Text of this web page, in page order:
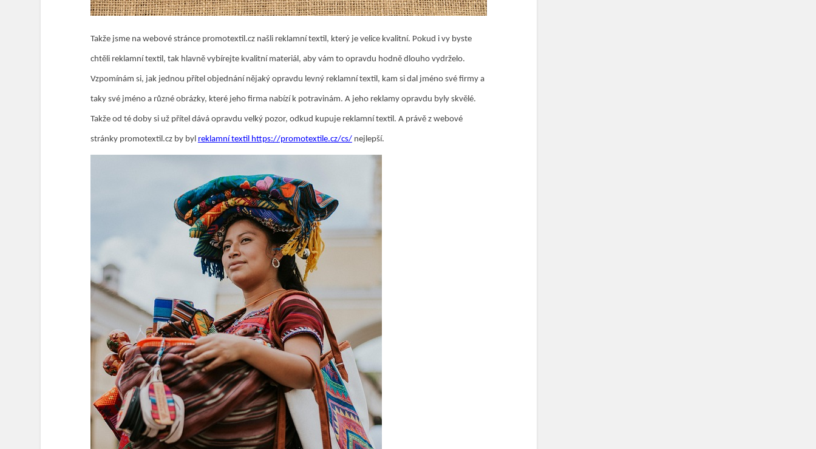
Takže jsme na webové stránce promotextil.cz našli reklamní textil, který je velice kvalitní. Pokud i vy byste
chtěli reklamní textil, tak hlavně vybírejte kvalitní materiál, aby vám to opravdu hodně dlouho vydrželo.
Vzpomínám si, jak jednou přítel objednání nějaký opravdu levný reklamní textil, kam si dal jméno své firmy a
taky své jméno a různé obrázky, které jeho firma nabízí k potravinám. A jeho reklamy opravdu byly skvělé.
Takže od té doby si už přítel dává opravdu velký pozor, odkud kupuje reklamní textil. A právě z webové
stránky promotextil.cz by byl reklamní textil https://promotextile.cz/cs/nejlepší.